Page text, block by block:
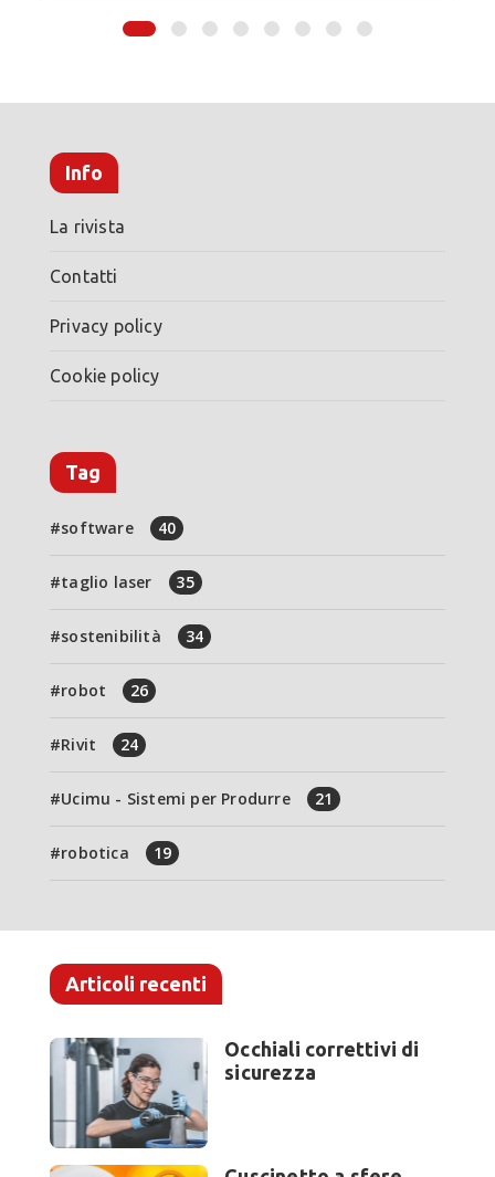
Info
La rivista
Contatti
Privacy policy
Cookie policy
Tag
software 40
taglio laser 35
sostenibilità 34
robot 26
Rivit 24
Ucimu - Sistemi per Produrre 21
robotica 19
Articoli recenti
Occhiali correttivi di
sicurezza